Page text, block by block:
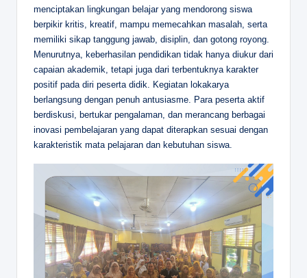
menciptakan lingkungan belajar yang mendorong siswa
berpikir kritis, kreatif, mampu memecahkan masalah, serta
memiliki sikap tanggung jawab, disiplin, dan gotong royong.
Menurutnya, keberhasilan pendidikan tidak hanya diukur dari
capaian akademik, tetapi juga dari terbentuknya karakter
positif pada diri peserta didik. Kegiatan lokakarya
berlangsung dengan penuh antusiasme. Para peserta aktif
berdiskusi, bertukar pengalaman, dan merancang berbagai
inovasi pembelajaran yang dapat diterapkan sesuai dengan
karakteristik mata pelajaran dan kebutuhan siswa.